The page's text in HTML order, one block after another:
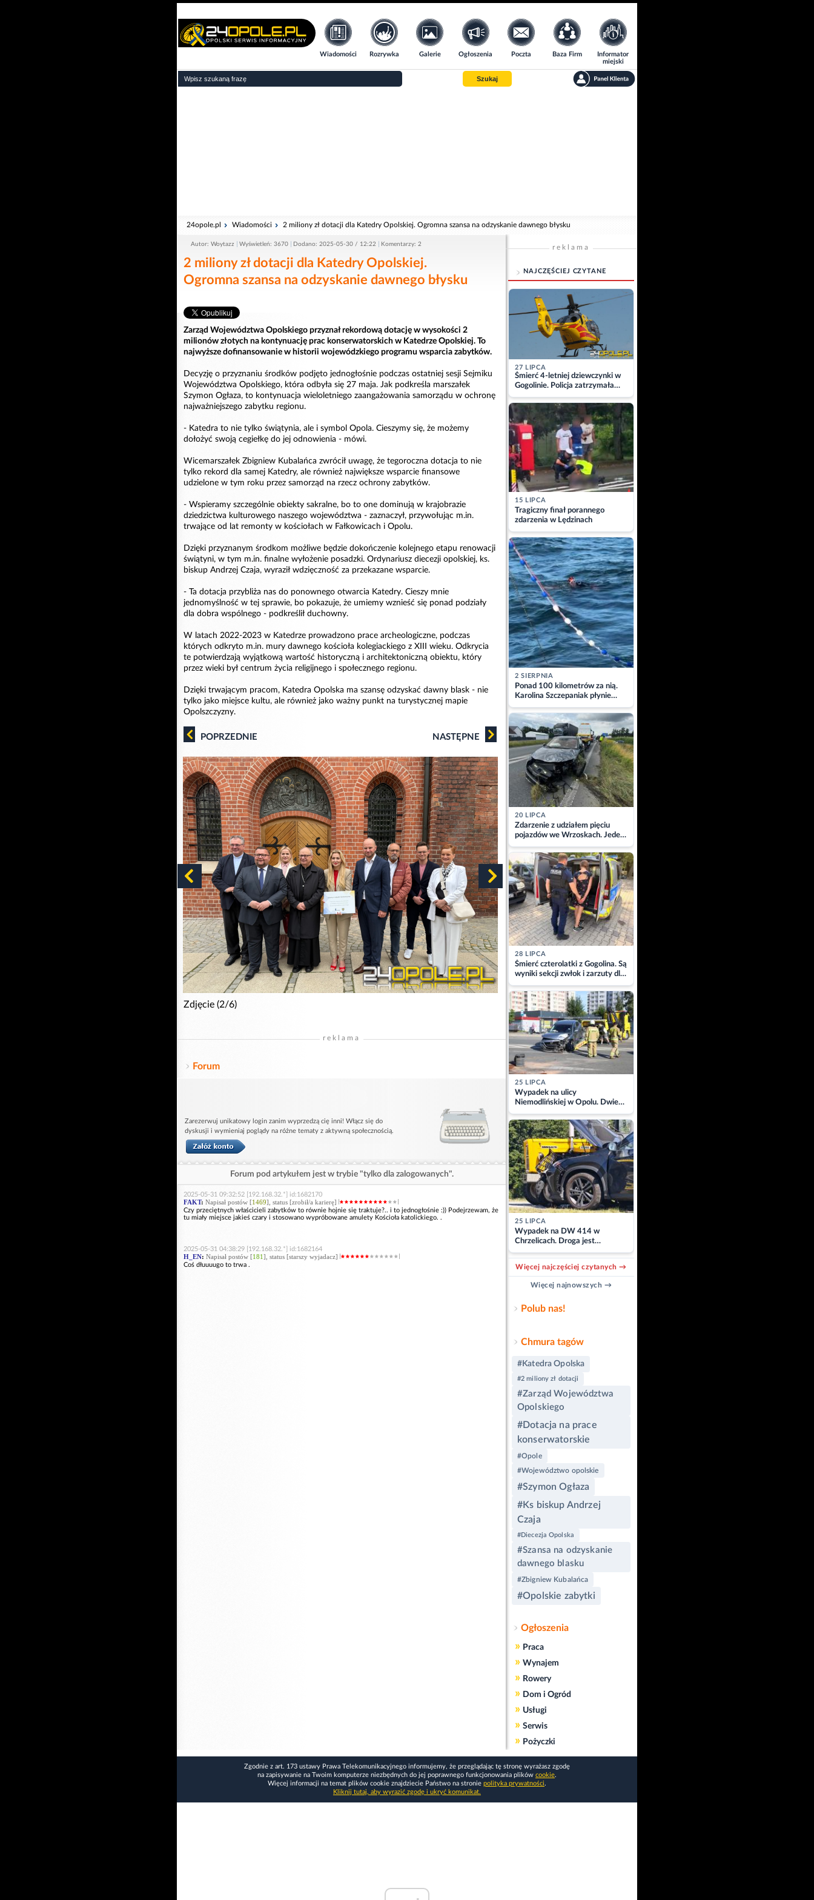
Wiadomości Rozrywka Galerie Ogłoszenia Poczta Baza Firm
Informator
miejski
Szukaj
24opole.pl Wiadomości 2 miliony zł dotacji dla Katedry Opolskiej. Ogromna szansa na odzyskanie dawnego błysku
Autor: Woytazz Wyświetleń: 3670 Dodano: 2025-05-30 / 12:22 Komentarzy: 2
2 miliony zł dotacji dla Katedry Opolskiej.
Ogromna szansa na odzyskanie dawnego błysku
Zarząd Województwa Opolskiego przyznał rekordową dotację w wysokości 2
milionów złotych na kontynuację prac konserwatorskich w Katedrze Opolskiej. To
najwyższe dofinansowanie w historii wojewódzkiego programu wsparcia zabytków.
Decyzję o przyznaniu środków podjęto jednogłośnie podczas ostatniej sesji Sejmiku
Województwa Opolskiego, która odbyła się 27 maja. Jak podkreśla marszałek
Szymon Ogłaza, to kontynuacja wieloletniego zaangażowania samorządu w ochronę
najważniejszego zabytku regionu.
- Katedra to nie tylko świątynia, ale i symbol Opola. Cieszymy się, że możemy
dołożyć swoją cegiełkę do jej odnowienia - mówi.
Wicemarszałek Zbigniew Kubalańca zwrócił uwagę, że tegoroczna dotacja to nie
tylko rekord dla samej Katedry, ale również największe wsparcie finansowe
udzielone w tym roku przez samorząd na rzecz ochrony zabytków.
- Wspieramy szczególnie obiekty sakralne, bo to one dominują w krajobrazie
dziedzictwa kulturowego naszego województwa - zaznaczył, przywołując m.in.
trwające od lat remonty w kościołach w Fałkowicach i Opolu.
Dzięki przyznanym środkom możliwe będzie dokończenie kolejnego etapu renowacji
świątyni, w tym m.in. finalne wyłożenie posadzki. Ordynariusz diecezji opolskiej, ks.
biskup Andrzej Czaja, wyraził wdzięczność za przekazane wsparcie.
- Ta dotacja przybliża nas do ponownego otwarcia Katedry. Cieszy mnie
jednomyślność w tej sprawie, bo pokazuje, że umiemy wznieść się ponad podziały
dla dobra wspólnego - podkreślił duchowny.
W latach 2022-2023 w Katedrze prowadzono prace archeologiczne, podczas
których odkryto m.in. mury dawnego kościoła kolegiackiego z XIII wieku. Odkrycia
te potwierdzają wyjątkową wartość historyczną i architektoniczną obiektu, który
przez wieki był centrum życia religijnego i społecznego regionu.
Dzięki trwającym pracom, Katedra Opolska ma szansę odzyskać dawny blask - nie
tylko jako miejsce kultu, ale również jako ważny punkt na turystycznej mapie
Opolszczyzny.
POPRZEDNIE NASTĘPNE
Zdjęcie (2/6)
reklama
Forum
Zarezerwuj unikatowy login zanim wyprzedzą cię inni! Włącz się do
dyskusji i wymieniaj poglądy na różne tematy z aktywną społecznością.
Forum pod artykułem jest w trybie "tylko dla zalogowanych".
2025-05-31 09:32:52 [192.168.32.*] id:1682170
FAKT: Napisał postów [1469], status [zrobił/a karierę]
Czy przeciętnych właścicieli zabytków to równie hojnie się traktuje?.. i to jednogłośnie :)) Podejrzewam, że
tu miały miejsce jakieś czary i stosowano wypróbowane amulety Kościoła katolickiego. .
2025-05-31 04:38:29 [192.168.32.*] id:1682164
H_EN: Napisał postów [181], status [starszy wyjadacz]
Coś dłuuuugo to trwa .
reklama
NAJCZĘŚCIEJ CZYTANE
27 LIPCA
Śmierć 4-letniej dziewczynki w
Gogolinie. Policja zatrzymała
matkę
15 LIPCA
Tragiczny finał porannego
zdarzenia w Lędzinach
2 SIERPNIA
Ponad 100 kilometrów za nią.
Karolina Szczepaniak płynie
przez Bałtyk dla Piotra.
Aktualizacja
20 LIPCA
Zdarzenie z udziałem pięciu
pojazdów we Wrzoskach. Jeden
z kierowców zabrany w
kajdankach
28 LIPCA
Śmierć czterolatki z Gogolina. Są
wyniki sekcji zwłok i zarzuty dla
matki
25 LIPCA
Wypadek na ulicy
Niemodlińskiej w Opolu. Dwie
osoby w szpitalu
25 LIPCA
Wypadek na DW 414 w
Chrzelicach. Droga jest
zablokowana
Więcej najczęściej czytanych →
Więcej najnowszych →
Polub nas!
Chmura tagów
#Katedra Opolska
#2 miliony zł dotacji
#Zarząd Województwa
Opolskiego
#Dotacja na prace
konserwatorskie
#Opole
#Województwo opolskie
#Szymon Ogłaza
#Ks biskup Andrzej
Czaja
#Diecezja Opolska
#Szansa na odzyskanie
dawnego blasku
#Zbigniew Kubalańca
#Opolskie zabytki
Ogłoszenia
» Praca
» Wynajem
» Rowery
» Dom i Ogród
» Usługi
» Serwis
» Pożyczki
Zgodnie z art. 173 ustawy Prawa Telekomunikacyjnego informujemy, że przeglądając tę stronę wyrażasz zgodę
na zapisywanie na Twoim komputerze niezbędnych do jej poprawnego funkcjonowania plików cookie.
Więcej informacji na temat plików cookie znajdziecie Państwo na stronie polityka prywatności.
Kliknij tutaj, aby wyrazić zgodę i ukryć komunikat.